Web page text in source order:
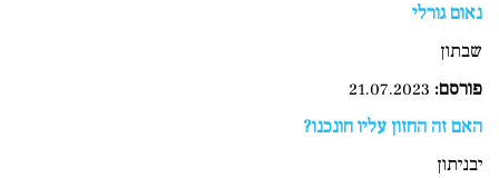
נאום גורלי
שבתון
פורסם:
האם זה החזון עליו חונכנו?
יבניתון